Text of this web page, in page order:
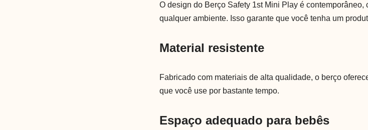
O design do Berço Safety 1st Mini Play é
qualquer ambiente. Isso garante que você tenha um
Material resistente
Fabricado com materiais de alta qualidade, o berço
que você use por bastante tempo.
Espaço adequado para bebês